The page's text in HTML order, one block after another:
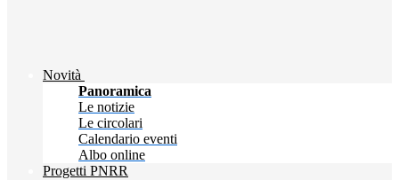
Novità
Panoramica
Le notizie
Le circolari
Calendario eventi
Albo online
Progetti PNRR